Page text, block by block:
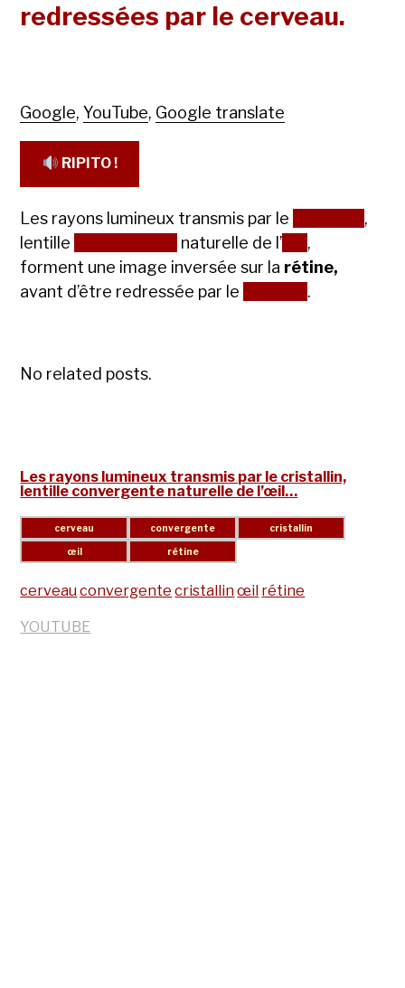
redressées par le cerveau.
Google,YouTube, Google translate
RIPITO !
Les rayons lumineux transmis par le
,
lentille
naturelle de l’
,
forment une image inversée sur la rétine,
avant d’être redressée par le
.
No related posts.
Les rayons lumineux transmis par le cristallin,
lentille convergente naturelle de l’œil…
cerveauconvergente cristallinœil rétine
YOUTUBE